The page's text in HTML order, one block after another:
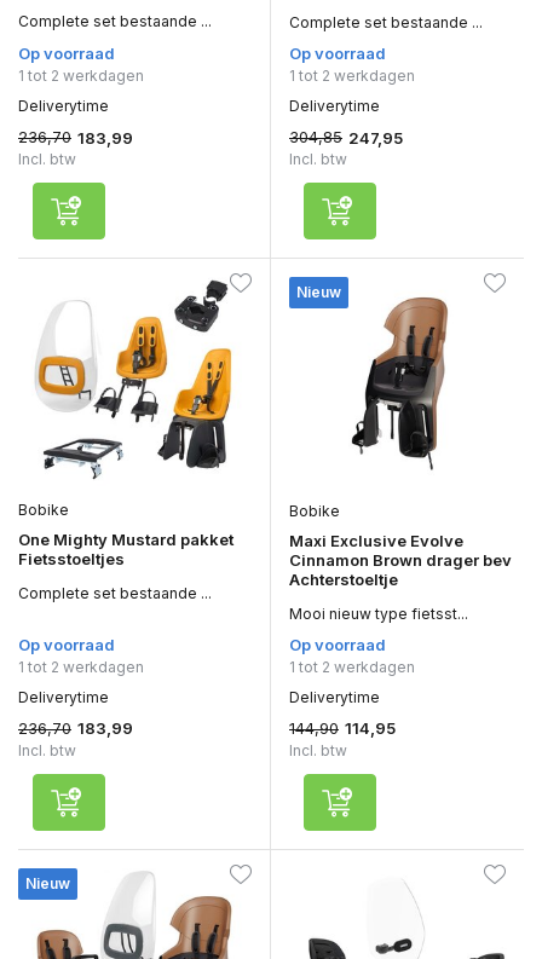
Complete set bestaande ...
Op voorraad
1 tot 2 werkdagen
Deliverytime
236,70 183,99
Incl. btw
Complete set bestaande ...
Op voorraad
1 tot 2 werkdagen
Deliverytime
304,85 247,95
Incl. btw
Bobike
One Mighty Mustard pakket
Fietsstoeltjes
Complete set bestaande ...
Op voorraad
1 tot 2 werkdagen
Deliverytime
236,70 183,99
Incl. btw
Nieuw
Bobike
Maxi Exclusive Evolve
Cinnamon Brown drager bev
Achterstoeltje
Mooi nieuw type fietsst...
Op voorraad
1 tot 2 werkdagen
Deliverytime
144,90 114,95
Incl. btw
Nieuw